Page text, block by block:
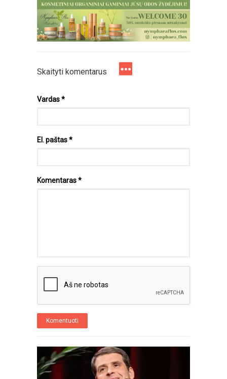
Skaityti komentarus
Vardas*
El. paštas*
Komentaras*
Komentuoti